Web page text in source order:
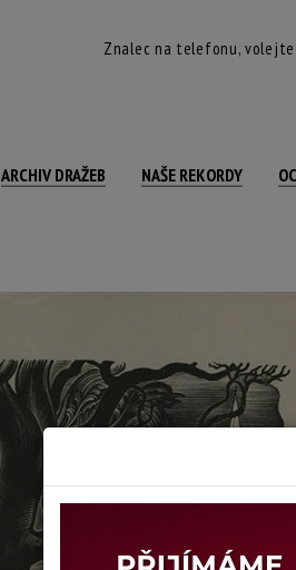
Znalec na telefonu, volejte
ARCHIV DRAŽEB NAŠE REKORDY